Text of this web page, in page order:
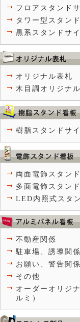
フロアスタンド
タワー型スタン
黒系スタンドサ
オリジナル表札
木目調オリジナ
樹脂スタンドサ
両面電飾スタン
多面電飾スタン
LED内照式スタ
不動産関係
駐車場、誘導関係
お願い、警告関係
その他
オーダーオリジ
ルミ）